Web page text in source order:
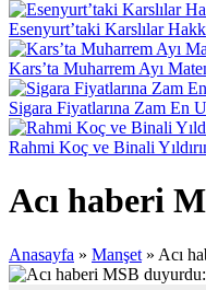
Esenyurt’taki Karslılar
Kars’ta Muharrem Ayı
Sigara Fiyatlarına Zam En
Rahmi Koç ve Binali
Acı haberi
Anasayfa » Manşet » Acı